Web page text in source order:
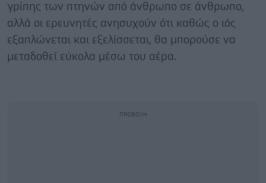
γρίπης των πτηνών από άνθρωπο σε άνθρωπο,
αλλά οι ερευνητές ανησυχούν ότι καθώς ο ιός
εξαπλώνεται και εξελίσσεται, θα μπορούσε να
μεταδοθεί εύκολα μέσω του αέρα.